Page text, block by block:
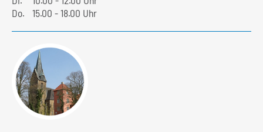
Do.
15.00 - 18.00 Uhr